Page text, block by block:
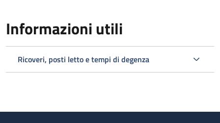
Informazioni utili
Ricoveri, posti letto e tempi di degenza